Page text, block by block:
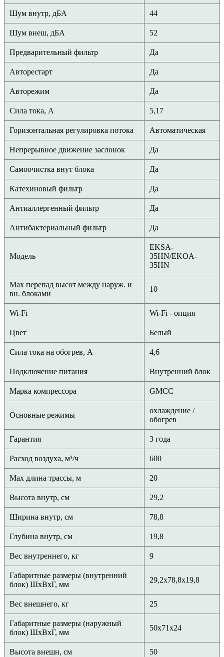
Шум внутр, дБА 44
Шум внеш, дБА 52
Предварительный фильтр Да
Авторестарт Да
Авторежим Да
Сила тока, А 5,17
Горизонтальная регулировка потока Автоматическая
Непрерывное движение заслонок Да
Самоочистка внут блока Да
Катехиновый фильтр Да
Антиаллергенный фильтр Да
Антибактериальный фильтр Да
Модель
EKSA-
35HN/EKOA-
35HN
Max перепад высот между наруж. и
вн. блоками
10
Wi-Fi Wi-Fi - опция
Цвет Белый
Сила тока на обогрев, А 4,6
Подключение питания Внутренний блок
Марка компрессора GMCC
Основные режимы
охлаждение /
обогрев
Гарантия 3 года
Расход воздуха, м³/ч 600
Max длина трассы, м 20
Высота внутр, см 29,2
Ширина внутр, см 78,8
Глубина внутр, см 19,8
Вес внутреннего, кг 9
Габаритные размеры (внутренний
блок) ШхВхГ, мм
29,2x78,8x19,8
Вес внешнего, кг 25
Габаритные размеры (наружный
блок) ШхВхГ, мм
50х71х24
Высота внешн, см 50